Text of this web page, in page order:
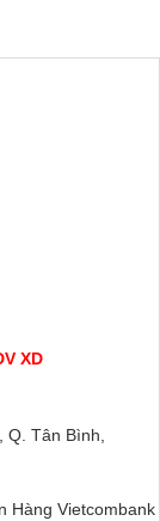
XD
Tân Bình,
Hàng Vietcombank